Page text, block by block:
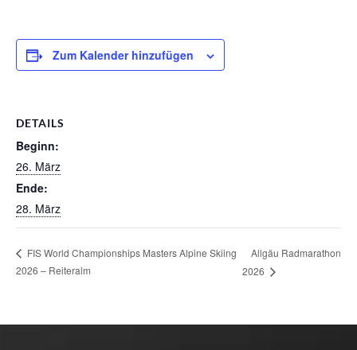
Zum Kalender hinzufügen
DETAILS
Beginn:
26. März
Ende:
28. März
FIS World Championships Masters Alpine Skiing
2026 – Reiteralm
Allgäu Radmarathon
2026